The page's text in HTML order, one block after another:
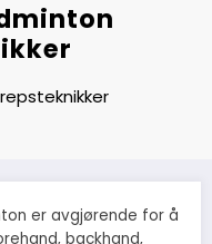
er avgjørende for å
backhand,